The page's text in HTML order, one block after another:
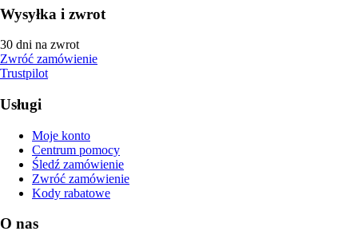
Wysyłka i zwrot
30 dni na zwrot
Zwróć zamówienie
Trustpilot
Usługi
Moje konto
Centrum pomocy
Śledź zamówienie
Zwróć zamówienie
Kody rabatowe
O nas